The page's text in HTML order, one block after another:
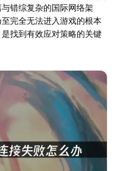
错综复杂的国际网络架
完全无法进入游戏的根本
找到有效应对策略的关键